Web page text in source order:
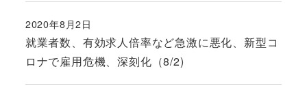
就業者数、有効求人倍率など急激に悪化、新型コ
ロナで雇用危機、深刻化（8/2)
投稿日
2020年8月2日